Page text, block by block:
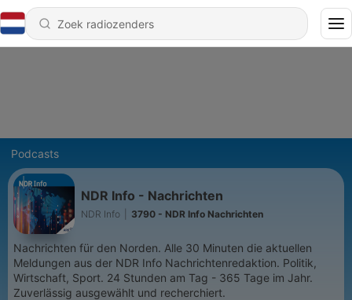
Podcasts
NDR Info - Nachrichten
NDR Info 3790 - NDR Info Nachrichten
Nachrichten für den Norden. Alle 30 Minuten die aktuellen
Meldungen aus der NDR Info Nachrichtenredaktion. Politik,
Wirtschaft, Sport. 24 Stunden am Tag - 365 Tage im Jahr.
Zuverlässig ausgewählt und recherchiert.